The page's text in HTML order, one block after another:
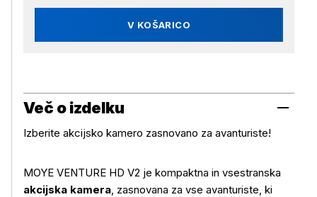
V KOŠARICO
Več o izdelku
Izberite akcijsko kamero zasnovano za avanturiste!
MOYE VENTURE HD V2 je kompaktna in vsestranska
akcijska kamera, zasnovana za vse avanturiste, ki